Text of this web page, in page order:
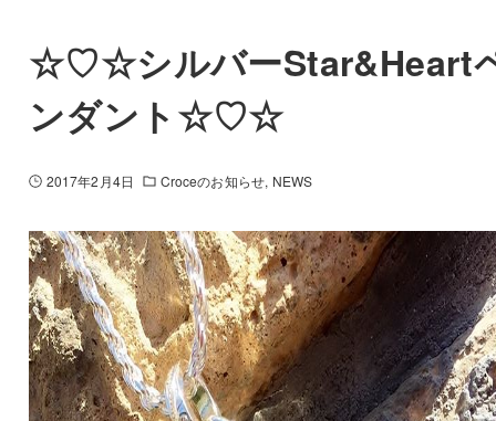
☆♡☆シルバーStar&Heart
ンダント☆♡☆
2017年2月4日 Croceのお知らせ NEWS